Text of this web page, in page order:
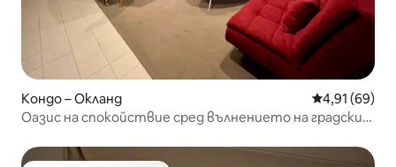
Кондо – Окланд Средна
4,91 (69)
Оазис на спокойствие сред вълнението на градския